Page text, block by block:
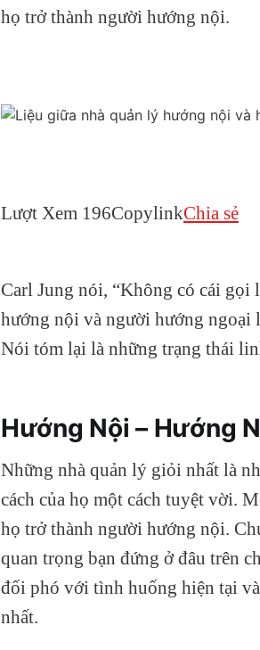
họ trở thành người hướng nội.
Lượt Xem 196CopylinkChia sẻ
Carl Jung nói, “Không có cái
hướng nội và người hướng ngoại
Nói tóm lại là những trạng thái
Hướng Nội – Hướng
Những nhà quản lý giỏi nhất là
cách của họ một cách tuyệt vời.
họ trở thành người hướng nội.
quan trọng bạn đứng ở đâu trên
đối phó với tình huống hiện tại
nhất.